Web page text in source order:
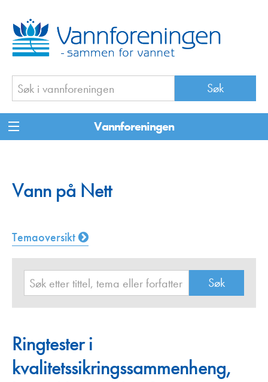
Vannforeningen
Vann på Nett
Temaoversikt
Ringtester i
kvalitetssikringssammenheng,